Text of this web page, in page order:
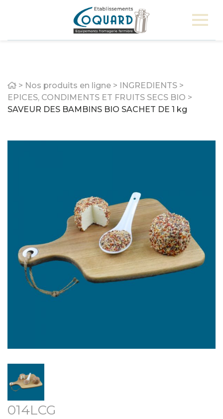
Home
> Nos produits en ligne > INGREDIENTS >
EPICES, CONDIMENTS ET FRUITS SECS BIO >
SAVEUR DES BAMBINS BIO SACHET DE 1 kg
014LCG